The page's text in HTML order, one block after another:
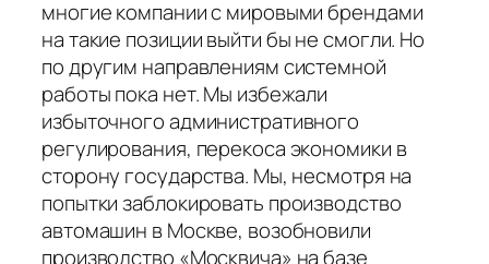
многие компании с мировыми брендами
на такие позиции выйти бы не смогли. Но
по другим направлениям системной
работы пока нет. Мы избежали
избыточного административного
регулирования, перекоса экономики в
сторону государства. Мы, несмотря на
попытки заблокировать производство
автомашин в Москве, возобновили
производство «Москвича» на базе